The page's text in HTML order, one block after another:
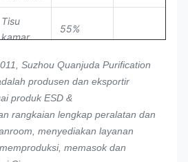
Tisu
kamar
non-
anyaman
55%
dan 45%
Poliester
g/m2
Tisu
kamar
bersih
non-
55%
Selulosa
dan 45%
50/56/60/68
g/m2
Suzhou Quanjuda Purification
produsen dan eksportir
produk ESD &
rangkaian lengkap peralatan dan
menyediakan layanan
memasok dan